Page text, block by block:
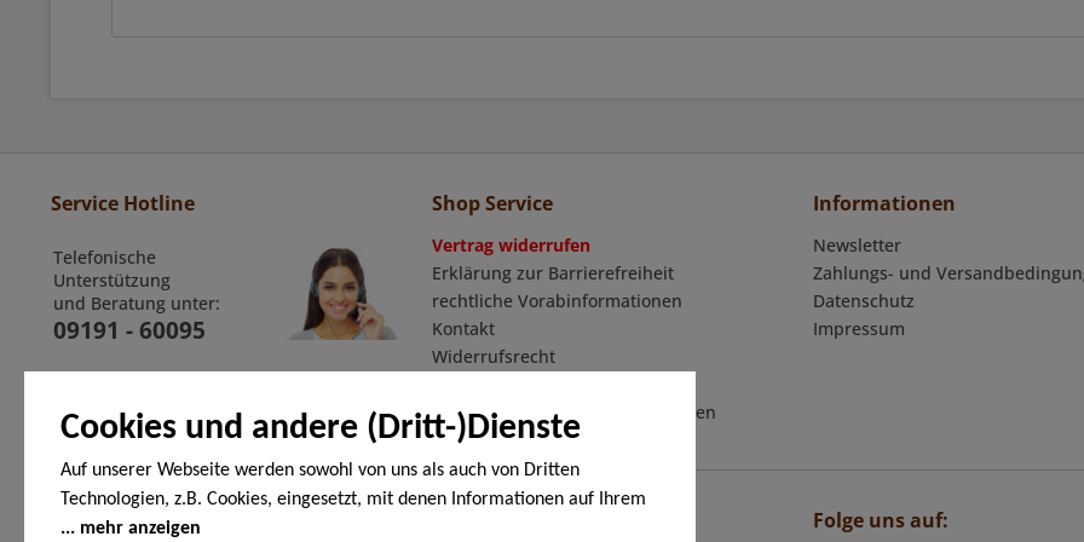
Cookies und andere (Dritt-)Dienste
Auf unserer Webseite werden sowohl von uns als auch von Dritten
Technologien, z.B. Cookies, eingesetzt, mit denen Informationen auf Ihrem
Endgerät gespeichert und/oder von Ihrem Endgerät abgerufen werden. Bei
mehr anzeigen
Service Hotline
Telefonische
Unterstützung
und Beratung unter:
09191 - 60095
Shop Service
Vertrag widerrufen
Erklärung zur Barrierefreiheit
rechtliche Vorabinformationen
Kontakt
Widerrufsrecht
Allgemeine Geschäftsbedingungen
Informationen
Newsletter
Zahlungs- und
Datenschutz
Impressum
Zahlungsarten Folge uns auf: